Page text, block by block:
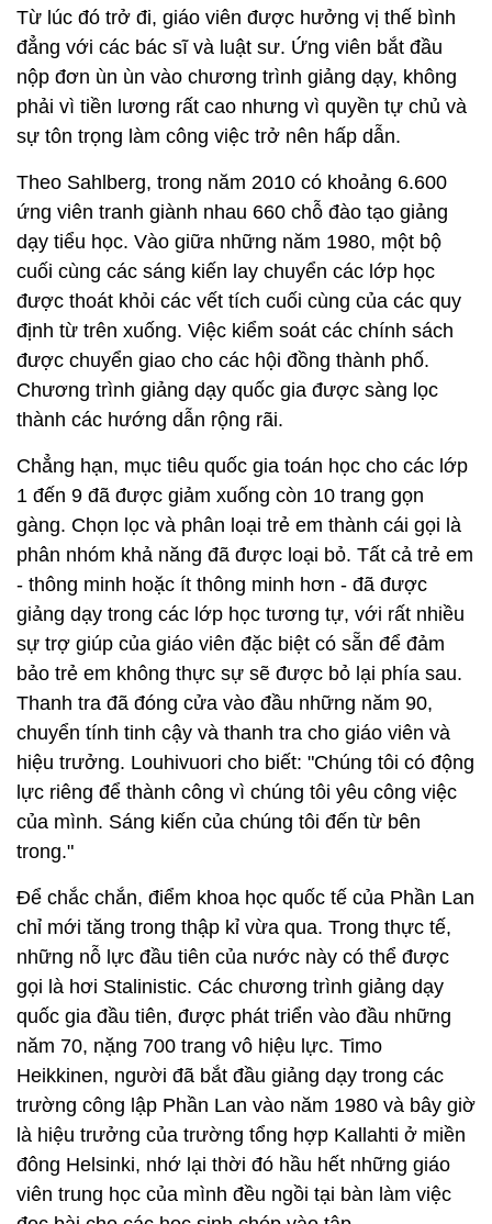
Từ lúc đó trở đi, giáo viên được hưởng vị thế bình
đẳng với các bác sĩ và luật sư. Ứng viên bắt đầu
nộp đơn ùn ùn vào chương trình giảng dạy, không
phải vì tiền lương rất cao nhưng vì quyền tự chủ và
sự tôn trọng làm công việc trở nên hấp dẫn.
Theo Sahlberg, trong năm 2010 có khoảng 6.600
ứng viên tranh giành nhau 660 chỗ đào tạo giảng
dạy tiểu học. Vào giữa những năm 1980, một bộ
cuối cùng các sáng kiến lay chuyển các lớp học
được thoát khỏi các vết tích cuối cùng của các quy
định từ trên xuống. Việc kiểm soát các chính sách
được chuyển giao cho các hội đồng thành phố.
Chương trình giảng dạy quốc gia được sàng lọc
thành các hướng dẫn rộng rãi.
Chẳng hạn, mục tiêu quốc gia toán học cho các lớp
1 đến 9 đã được giảm xuống còn 10 trang gọn
gàng. Chọn lọc và phân loại trẻ em thành cái gọi là
phân nhóm khả năng đã được loại bỏ. Tất cả trẻ em
- thông minh hoặc ít thông minh hơn - đã được
giảng dạy trong các lớp học tương tự, với rất nhiều
sự trợ giúp của giáo viên đặc biệt có sẵn để đảm
bảo trẻ em không thực sự sẽ được bỏ lại phía sau.
Thanh tra đã đóng cửa vào đầu những năm 90,
chuyển tính tinh cậy và thanh tra cho giáo viên và
hiệu trưởng. Louhivuori cho biết: "Chúng tôi có động
lực riêng để thành công vì chúng tôi yêu công việc
của mình. Sáng kiến của chúng tôi đến từ bên
trong."
Để chắc chắn, điểm khoa học quốc tế của Phần Lan
chỉ mới tăng trong thập kỉ vừa qua. Trong thực tế,
những nỗ lực đầu tiên của nước này có thể được
gọi là hơi Stalinistic. Các chương trình giảng dạy
quốc gia đầu tiên, được phát triển vào đầu những
năm 70, nặng 700 trang vô hiệu lực. Timo
Heikkinen, người đã bắt đầu giảng dạy trong các
trường công lập Phần Lan vào năm 1980 và bây giờ
là hiệu trưởng của trường tổng hợp Kallahti ở miền
đông Helsinki, nhớ lại thời đó hầu hết những giáo
viên trung học của mình đều ngồi tại bàn làm việc